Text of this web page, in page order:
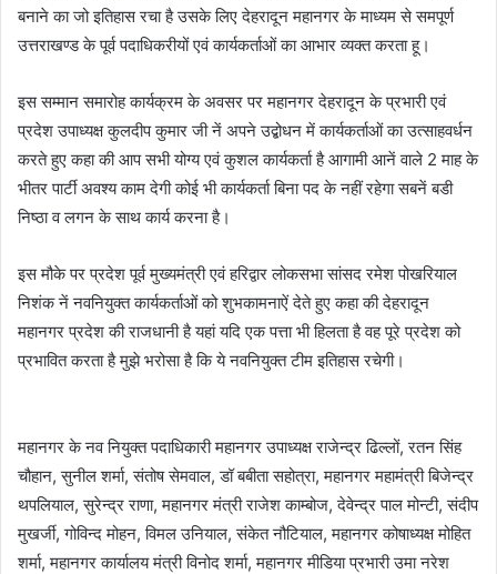
बनाने का जो इतिहास रचा है उसके लिए देहरादून महानगर के माध्यम से समपूर्ण
उत्तराखण्ड के पूर्व पदाधिकरीयों एवं कार्यकर्ताओं का आभार व्यक्त करता हू।
इस सम्मान समारोह कार्यक्रम के अवसर पर महानगर देहरादून के प्रभारी एवं
प्रदेश उपाध्यक्ष कुलदीप कुमार जी नें अपने उद्बोधन में कार्यकर्ताओं का उत्साहवर्धन
करते हुए कहा की आप सभी योग्य एवं कुशल कार्यकर्ता है आगामी आनें वाले 2 माह के
भीतर पार्टी अवश्य काम देगी कोई भी कार्यकर्ता बिना पद के नहीं रहेगा सबनें बडी
निष्ठा व लगन के साथ कार्य करना है।
इस मौके पर प्रदेश पूर्व मुख्यमंत्री एवं हरिद्वार लोकसभा सांसद रमेश पोखरियाल
निशंक नें नवनियुक्त कार्यकर्ताओं को शुभकामनाऐं देते हुए कहा की देहरादून
महानगर प्रदेश की राजधानी है यहां यदि एक पत्ता भी हिलता है वह पूरे प्रदेश को
प्रभावित करता है मुझे भरोसा है कि ये नवनियुक्त टीम इतिहास रचेगी।
महानगर के नव नियुक्त पदाधिकारी महानगर उपाध्यक्ष राजेन्द्र ढिल्लों, रतन सिंह
चौहान, सुनील शर्मा, संतोष सेमवाल, डॉ बबीता सहोत्रा, महानगर महामंत्री बिजेन्द्र
थपलियाल, सुरेन्द्र राणा, महानगर मंत्री राजेश काम्बोज, देवेन्द्र पाल मोन्टी, संदीप
मुखर्जी, गोविन्द मोहन, विमल उनियाल, संकेत नौटियाल, महानगर कोषाध्यक्ष मोहित
शर्मा, महानगर कार्यालय मंत्री विनोद शर्मा, महानगर मीडिया प्रभारी उमा नरेश